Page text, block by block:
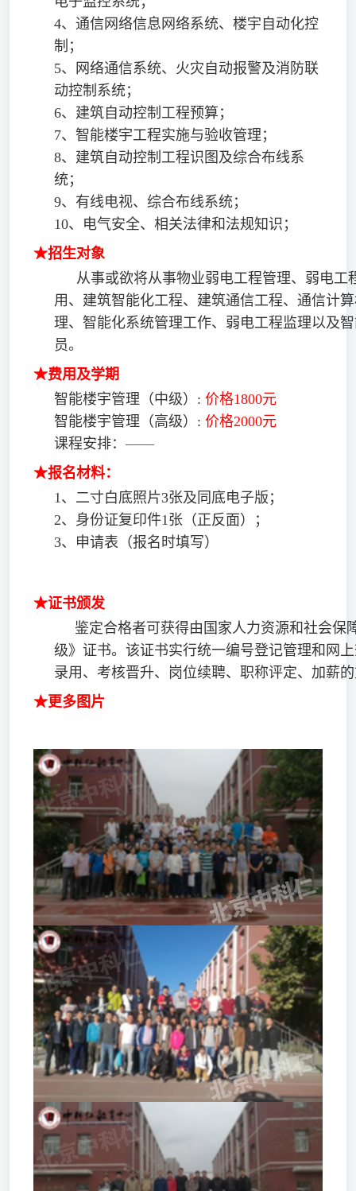
4、通信网络信息网络系统、楼宇自动化控
制；
5、网络通信系统、火灾自动报警及消防联
动控制系统；
6、建筑自动控制工程预算；
7、智能楼宇工程实施与验收管理；
8、建筑自动控制工程识图及综合布线系
统；
9、有线电视、综合布线系统；
10、电气安全、相关法律和法规知识；
★招生对象
从事或欲将从事物业弱电工程管理、弱电
用、建筑智能化工程、建筑通信工程、通信计
理、智能化系统管理工作、弱电工程监理以及
员。
★费用及学期
智能楼宇管理（中级）: 价格1800元
智能楼宇管理（高级）: 价格2000元
课程安排：——
★报名材料：
1、二寸白底照片3张及同底电子版；
2、身份证复印件1张（正反面）；
3、申请表（报名时填写）
★证书颁发
鉴定合格者可获得由国家人力资源和社会保
级》证书。该证书实行统一编号登记管理和网
录用、考核晋升、岗位续聘、职称评定、加薪
★更多图片